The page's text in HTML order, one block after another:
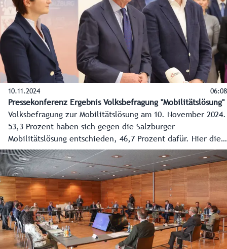
10.11.2024 06:08
Pressekonferenz Ergebnis Volksbefragung "Mobilitätslösung"
Volksbefragung zur Mobilitätslösung am 10. November 2024.
53,3 Prozent haben sich gegen die Salzburger
Mobilitätslösung entschieden, 46,7 Prozent dafür. Hier die
ersten Reaktionen der Spitzen der Landesregierung.